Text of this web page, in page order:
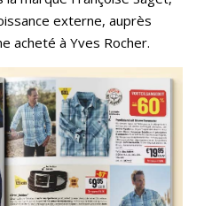
externe, auprès
acheté à Yves Rocher.